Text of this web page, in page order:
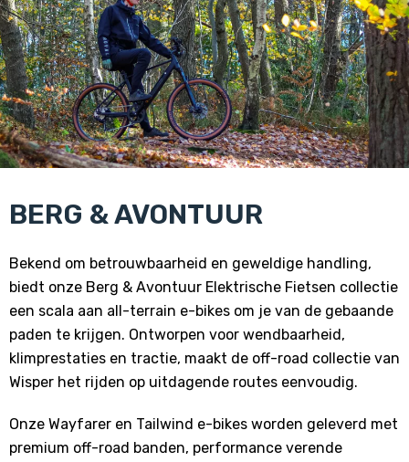
BERG & AVONTUUR
Bekend om betrouwbaarheid en geweldige handling,
biedt onze Berg & Avontuur Elektrische Fietsen collectie
een scala aan all-terrain e-bikes om je van de gebaande
paden te krijgen. Ontworpen voor wendbaarheid,
klimprestaties en tractie, maakt de off-road collectie van
Wisper het rijden op uitdagende routes eenvoudig.
Onze Wayfarer en Tailwind e-bikes worden geleverd met
premium off-road banden, performance verende